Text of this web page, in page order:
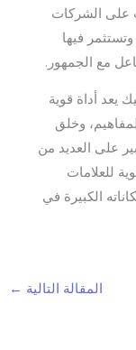
على الشركات
فيها
مع الجمهور.
يعد أداة قوية
وخلق
على العديد من
للعلامات
الكبيرة في
المقالة التالية ←